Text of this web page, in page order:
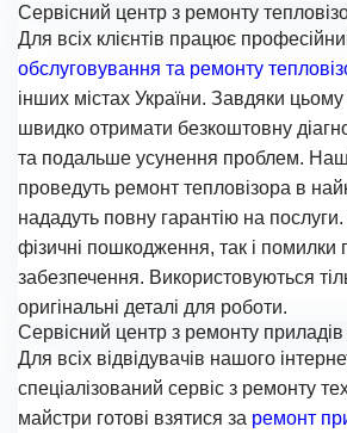
Сервісний центр з ремонту
Для всіх клієнтів працює
обслуговування та ремонту
інших містах України. Завдяки
швидко отримати безкоштовну
та подальше усунення проблем.
проведуть ремонт тепловізора в
нададуть повну гарантію на
фізичні пошкодження, так і помилки
забезпечення. Використовуються
оригінальні деталі для роботи.
Сервісний центр з ремонту приладів
Для всіх відвідувачів нашого
спеціалізований сервіс з ремонту
майстри готові взятися за ремонт